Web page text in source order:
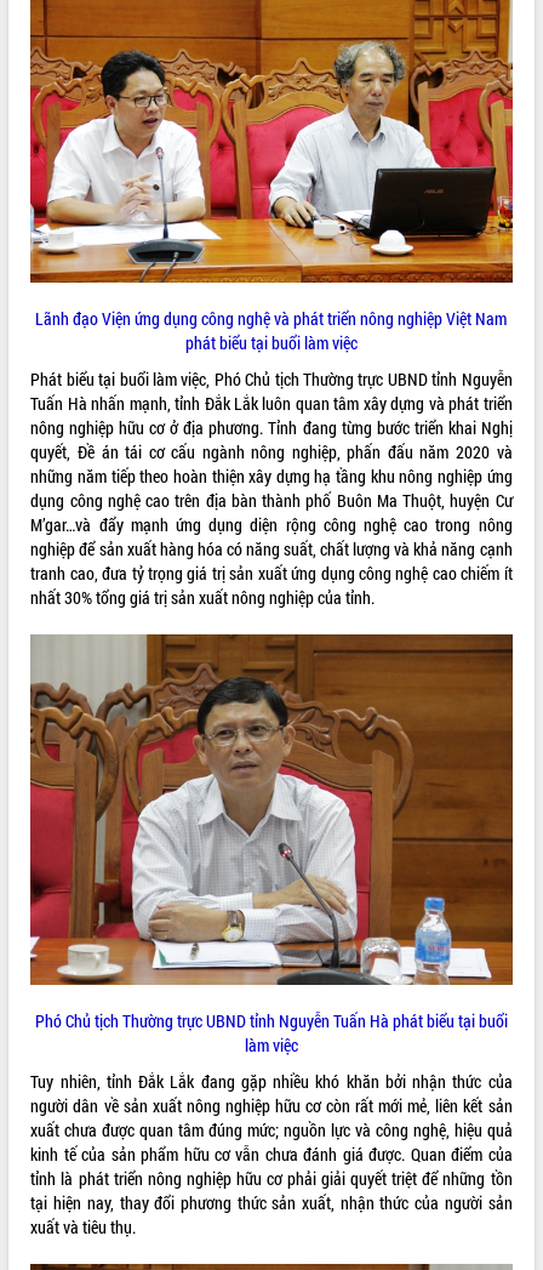
VIDEO
Lễ truy tặng danh hiệu “Bà Mẹ Việt
Nam Anh hùng” và trao Huân chương
Lao động
UBND tỉnh Đắk Lắk triển khai nhiệm
vụ 6 tháng cuối năm 2026
Kỳ họp thứ Hai, Hội đồng nhân dân
tỉnh khóa XI quyết nghị nhiều nội dung
quan trọng
Bí thư Tỉnh ủy Lương Nguyễn Minh
Triết thăm, tặng quà người có công với
cách mạng
văn hóa, thể thao đáp ứng yêu cầu
Thường trực HĐND tỉnh Đắk Lắk gặp
mặt Đoàn chuyên gia y tế TP. Hồ Chí
Minh
Lễ truy điệu và an táng hài cốt liệt sĩ
tại Nghĩa trang Liệt sĩ xã Sơn Hòa
Bàn giải pháp tháo gỡ khó khăn trong
xuất khẩu sầu riêng và triển khai quy
định EUDR
Thứ trưởng Bộ Nông nghiệp và Môi
trường Nguyễn Hoàng Hiệp khảo sát
vùng trồng và doanh nghiệp đóng gói
sầu riêng tại Đắk Lắk
Trình diễn nghệ thuật chế biến các
Đắk Lắk công bố Quy hoạch và xúc
tiến đầu tư tỉnh
Ngành cá ngừ Đắk Lắk chủ động thích
ứng để giữ vững thị trường xuất khẩu
Diễn đàn Kinh tế tư nhân Việt Nam đột
phá cơ chế - Hợp tác công tư
Đề án 06 tạo bước ngoặt đột phá trong
cải cách hành chính tỉnh Đắk Lắk
ALBUM ẢNH
LIÊN KẾT WEB
THỐNG KÊ TRUY CẬP
Hôm nay:
3461
Tất cả:
66016201
Lãnh đạo Viện ứng dụng công nghệ và phát triển nông nghiệp Việt Nam
phát biểu tại buổi làm việc
Phát biểu tại buổi làm việc, Phó Chủ tịch Thường trực UBND tỉnh Nguyễn
Tuấn Hà nhấn mạnh, tỉnh Đắk Lắk luôn quan tâm xây dựng và phát triển
nông nghiệp hữu cơ ở địa phương. Tỉnh đang từng bước triển khai Nghị
quyết, Đề án tái cơ cấu ngành nông nghiệp, phấn đấu năm 2020 và
những năm tiếp theo hoàn thiện xây dựng hạ tầng khu nông nghiệp ứng
dụng công nghệ cao trên địa bàn thành phố Buôn Ma Thuột, huyện Cư
M’gar…và đẩy mạnh ứng dụng diện rộng công nghệ cao trong nông
nghiệp để sản xuất hàng hóa có năng suất, chất lượng và khả năng cạnh
tranh cao, đưa tỷ trọng giá trị sản xuất ứng dụng công nghệ cao chiếm ít
nhất 30% tổng giá trị sản xuất nông nghiệp của tỉnh.
Phó Chủ tịch Thường trực UBND tỉnh Nguyễn Tuấn Hà phát biểu tại buổi
làm việc
Tuy nhiên, tỉnh Đắk Lắk đang gặp nhiều khó khăn bởi nhận thức của
người dân về sản xuất nông nghiệp hữu cơ còn rất mới mẻ, liên kết sản
xuất chưa được quan tâm đúng mức; nguồn lực và công nghệ, hiệu quả
kinh tế của sản phẩm hữu cơ vẫn chưa đánh giá được. Quan điểm của
tỉnh là phát triển nông nghiệp hữu cơ phải giải quyết triệt để những tồn
tại hiện nay, thay đổi phương thức sản xuất, nhận thức của người sản
xuất và tiêu thụ.